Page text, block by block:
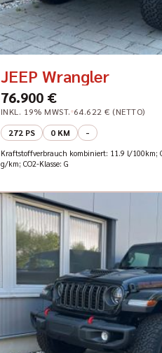
JEEP Wrangler
76.900 €
INKL. 19% MWST. 64.622 € (NETTO)
272 PS
0 KM -
Kraftstoffverbrauch kombiniert: 11.9 l/100km;
g/km; CO2-Klasse: G